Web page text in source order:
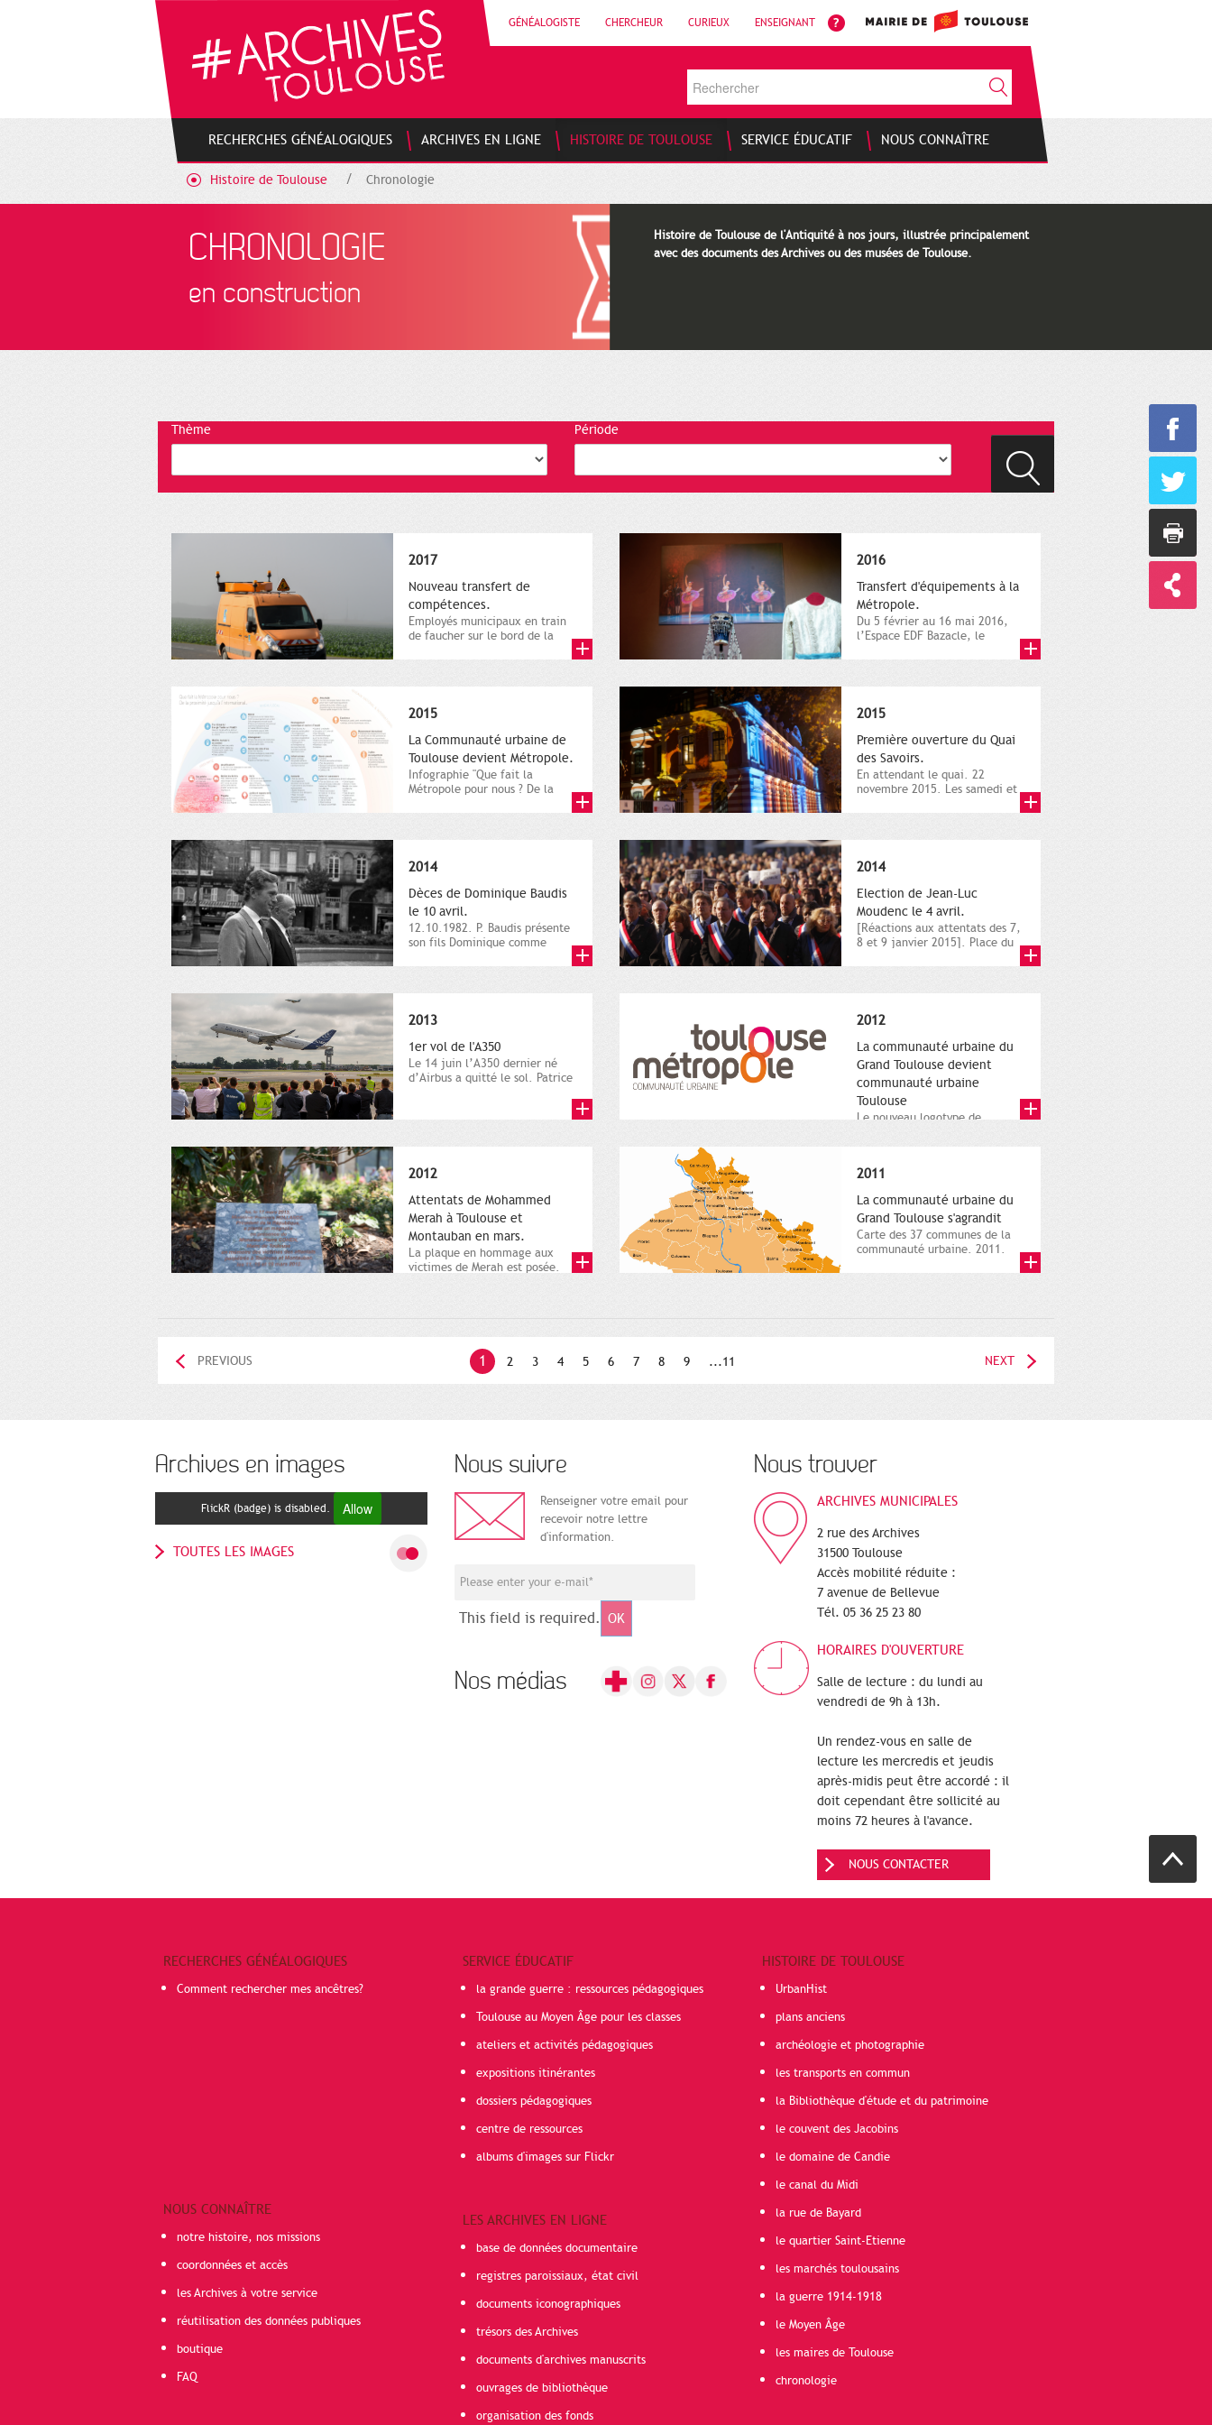
GÉNÉALOGISTE CHERCHEUR CURIEUX ENSEIGNANT
RECHERCHES GÉNÉALOGIQUES ARCHIVES EN LIGNE HISTOIRE DE TOULOUSE SERVICE ÉDUCATIF NOUS CONNAÎTRE
Histoire de Toulouse Chronologie
CHRONOLOGIE
en construction
Histoire de Toulouse de l'Antiquité à nos jours, illustrée principalement
avec des documents des Archives ou des musées de Toulouse.
Thème Période
2017
Nouveau transfert de
compétences.
Employés municipaux en train
de faucher sur le bord de la
2016
Transfert d'équipements à la
Métropole.
Du 5 février au 16 mai 2016,
l’Espace EDF Bazacle, le
2015
La Communauté urbaine de
Toulouse devient Métropole.
Infographie "Que fait la
Métropole pour nous ? De la
2015
Première ouverture du Quai
des Savoirs.
En attendant le quai. 22
novembre 2015. Les samedi et
2014
Dèces de Dominique Baudis
le 10 avril.
12.10.1982. P. Baudis présente
son fils Dominique comme
2014
Election de Jean-Luc
Moudenc le 4 avril.
[Réactions aux attentats des 7,
8 et 9 janvier 2015]. Place du
2013
1er vol de l'A350
Le 14 juin l’A350 dernier né
d’Airbus a quitté le sol. Patrice
2012
La communauté urbaine du
Grand Toulouse devient
communauté urbaine
Toulouse
Le nouveau logotype de
représentant l'anneau de
2012
Attentats de Mohammed
Merah à Toulouse et
Montauban en mars.
La plaque en hommage aux
victimes de Merah est posée.
2011
La communauté urbaine du
Grand Toulouse s'agrandit
Carte des 37 communes de la
communauté urbaine. 2011.
1 2 3 4 5 6 7 8 9 ...11
PREVIOUS NEXT
Archives en images
FlickR (badge) is disabled. Allow
TOUTES LES IMAGES
Nous suivre
Renseigner votre email pour
recevoir notre lettre
d'information.
This field is required. OK
Nos médias
Nous trouver
ARCHIVES MUNICIPALES
2 rue des Archives
31500 Toulouse
Accès mobilité réduite :
7 avenue de Bellevue
Tél. 05 36 25 23 80
HORAIRES D'OUVERTURE
Salle de lecture : du lundi au
vendredi de 9h à 13h.
Un rendez-vous en salle de
lecture les mercredis et jeudis
après-midis peut être accordé : il
doit cependant être sollicité au
moins 72 heures à l'avance.
NOUS CONTACTER
RECHERCHES GÉNÉALOGIQUES
Comment rechercher mes ancêtres?
NOUS CONNAÎTRE
notre histoire, nos missions
coordonnées et accès
les Archives à votre service
réutilisation des données publiques
boutique
FAQ
SERVICE ÉDUCATIF
la grande guerre : ressources pédagogiques
Toulouse au Moyen Âge pour les classes
ateliers et activités pédagogiques
expositions itinérantes
dossiers pédagogiques
centre de ressources
albums d'images sur Flickr
LES ARCHIVES EN LIGNE
base de données documentaire
registres paroissiaux, état civil
documents iconographiques
trésors des Archives
documents d'archives manuscrits
ouvrages de bibliothèque
organisation des fonds
HISTOIRE DE TOULOUSE
UrbanHist
plans anciens
archéologie et photographie
les transports en commun
la Bibliothèque d'étude et du patrimoine
le couvent des Jacobins
le domaine de Candie
le canal du Midi
la rue de Bayard
le quartier Saint-Etienne
les marchés toulousains
la guerre 1914-1918
le Moyen Âge
les maires de Toulouse
chronologie
Cookies management panel